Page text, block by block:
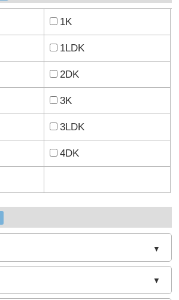
1K
1LDK
2DK
3K
3LDK
4DK
▼
▼